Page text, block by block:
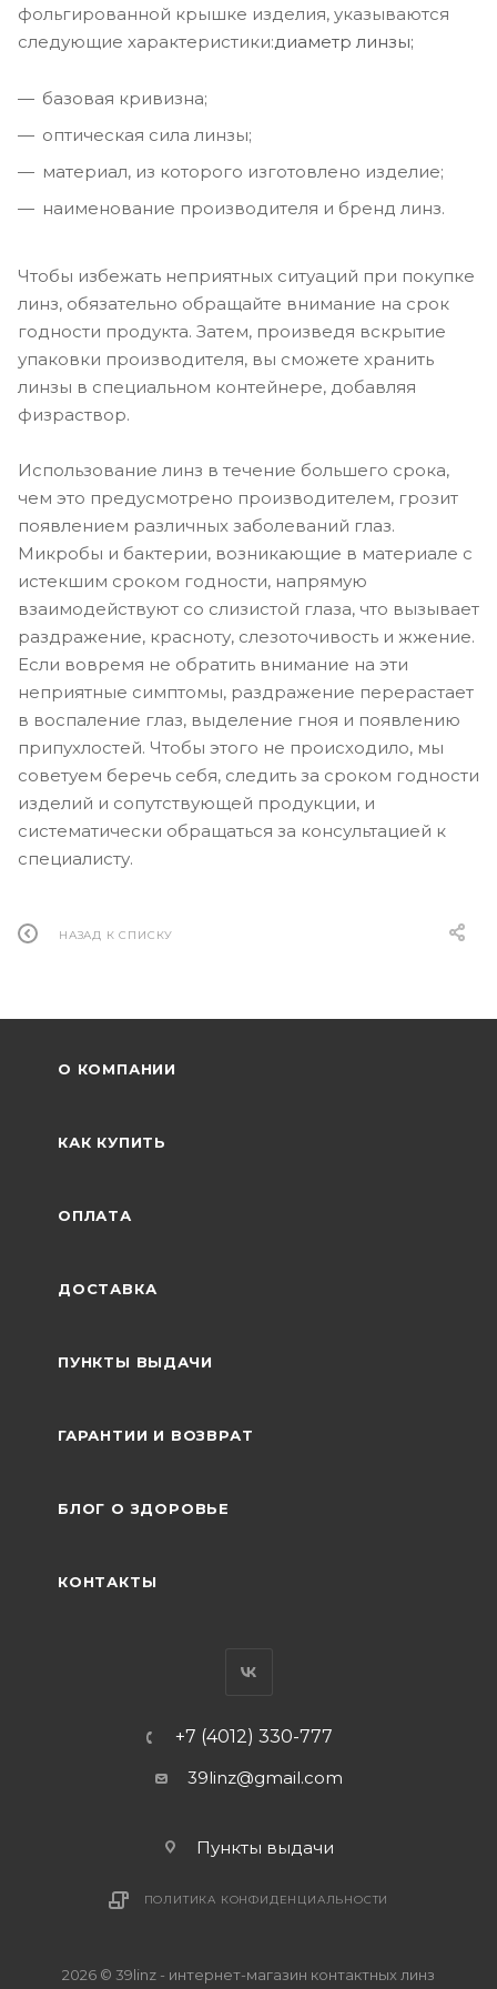
фольгированной крышке изделия, указываются
следующие характеристики:диаметр линзы;
базовая кривизна;
оптическая сила линзы;
материал, из которого изготовлено изделие;
наименование производителя и бренд линз.
Чтобы избежать неприятных ситуаций при покупке
линз, обязательно обращайте внимание на срок
годности продукта. Затем, произведя вскрытие
упаковки производителя, вы сможете хранить
линзы в специальном контейнере, добавляя
физраствор.
Использование линз в течение большего срока,
чем это предусмотрено производителем, грозит
появлением различных заболеваний глаз.
Микробы и бактерии, возникающие в материале с
истекшим сроком годности, напрямую
взаимодействуют со слизистой глаза, что вызывает
раздражение, красноту, слезоточивость и жжение.
Если вовремя не обратить внимание на эти
неприятные симптомы, раздражение перерастает
в воспаление глаз, выделение гноя и появлению
припухлостей. Чтобы этого не происходило, мы
советуем беречь себя, следить за сроком годности
изделий и сопутствующей продукции, и
систематически обращаться за консультацией к
специалисту.
НАЗАД К СПИСКУ
О КОМПАНИИ
КАК КУПИТЬ
ОПЛАТА
ДОСТАВКА
ПУНКТЫ ВЫДАЧИ
ГАРАНТИИ И ВОЗВРАТ
БЛОГ О ЗДОРОВЬЕ
КОНТАКТЫ
+7 (4012) 330-777
39linz@gmail.com
Пункты выдачи
ПОЛИТИКА КОНФИДЕНЦИАЛЬНОСТИ
2026 © 39linz - интернет-магазин контактных линз